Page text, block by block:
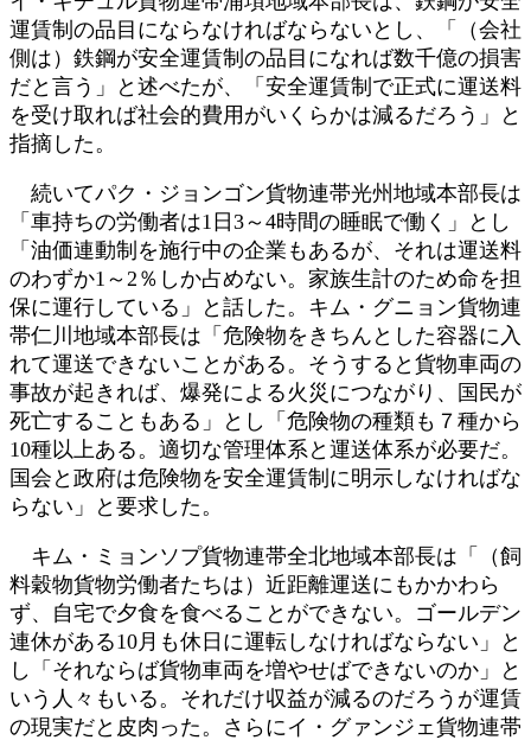
運賃制の品目にならなければならないとし、「（会社
側は）鉄鋼が安全運賃制の品目になれば数千億の損害
だと言う」と述べたが、「安全運賃制で正式に運送料
を受け取れば社会的費用がいくらかは減るだろう」と
指摘した。
続いてパク・ジョンゴン貨物連帯光州地域本部長は
「車持ちの労働者は1日3～4時間の睡眠で働く」とし
「油価連動制を施行中の企業もあるが、それは運送料
のわずか1～2％しか占めない。家族生計のため命を担
保に運行している」と話した。キム・グニョン貨物連
帯仁川地域本部長は「危険物をきちんとした容器に入
れて運送できないことがある。そうすると貨物車両の
事故が起きれば、爆発による火災につながり、国民が
死亡することもある」とし「危険物の種類も７種から
10種以上ある。適切な管理体系と運送体系が必要だ。
国会と政府は危険物を安全運賃制に明示しなければな
らない」と要求した。
キム・ミョンソプ貨物連帯全北地域本部長は「（飼
料穀物貨物労働者たちは）近距離運送にもかかわら
ず、自宅で夕食を食べることができない。ゴールデン
連休がある10月も休日に運転しなければならない」と
し「それならば貨物車両を増やせばできないのか」と
いう人々もいる。それだけ収益が減るのだろうが運賃
の現実だと皮肉った。さらにイ・グァンジェ貨物連帯